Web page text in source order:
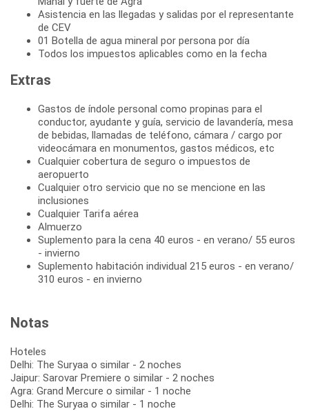
Asistencia en las llegadas y salidas por el representante
de CEV
01 Botella de agua mineral por persona por día
Todos los impuestos aplicables como en la fecha
Extras
Gastos de índole personal como propinas para el
conductor, ayudante y guía, servicio de lavandería, mesa
de bebidas, llamadas de teléfono, cámara / cargo por
videocámara en monumentos, gastos médicos, etc
Cualquier cobertura de seguro o impuestos de
aeropuerto
Cualquier otro servicio que no se mencione en las
inclusiones
Cualquier Tarifa aérea
Almuerzo
Suplemento para la cena 40 euros - en verano/ 55 euros
- invierno
Suplemento habitación individual 215 euros - en verano/
310 euros - en invierno
Notas
Hoteles
Delhi: The Suryaa o similar - 2 noches
Jaipur: Sarovar Premiere o similar - 2 noches
Agra: Grand Mercure o similar - 1 noche
Delhi: The Suryaa o similar - 1 noche